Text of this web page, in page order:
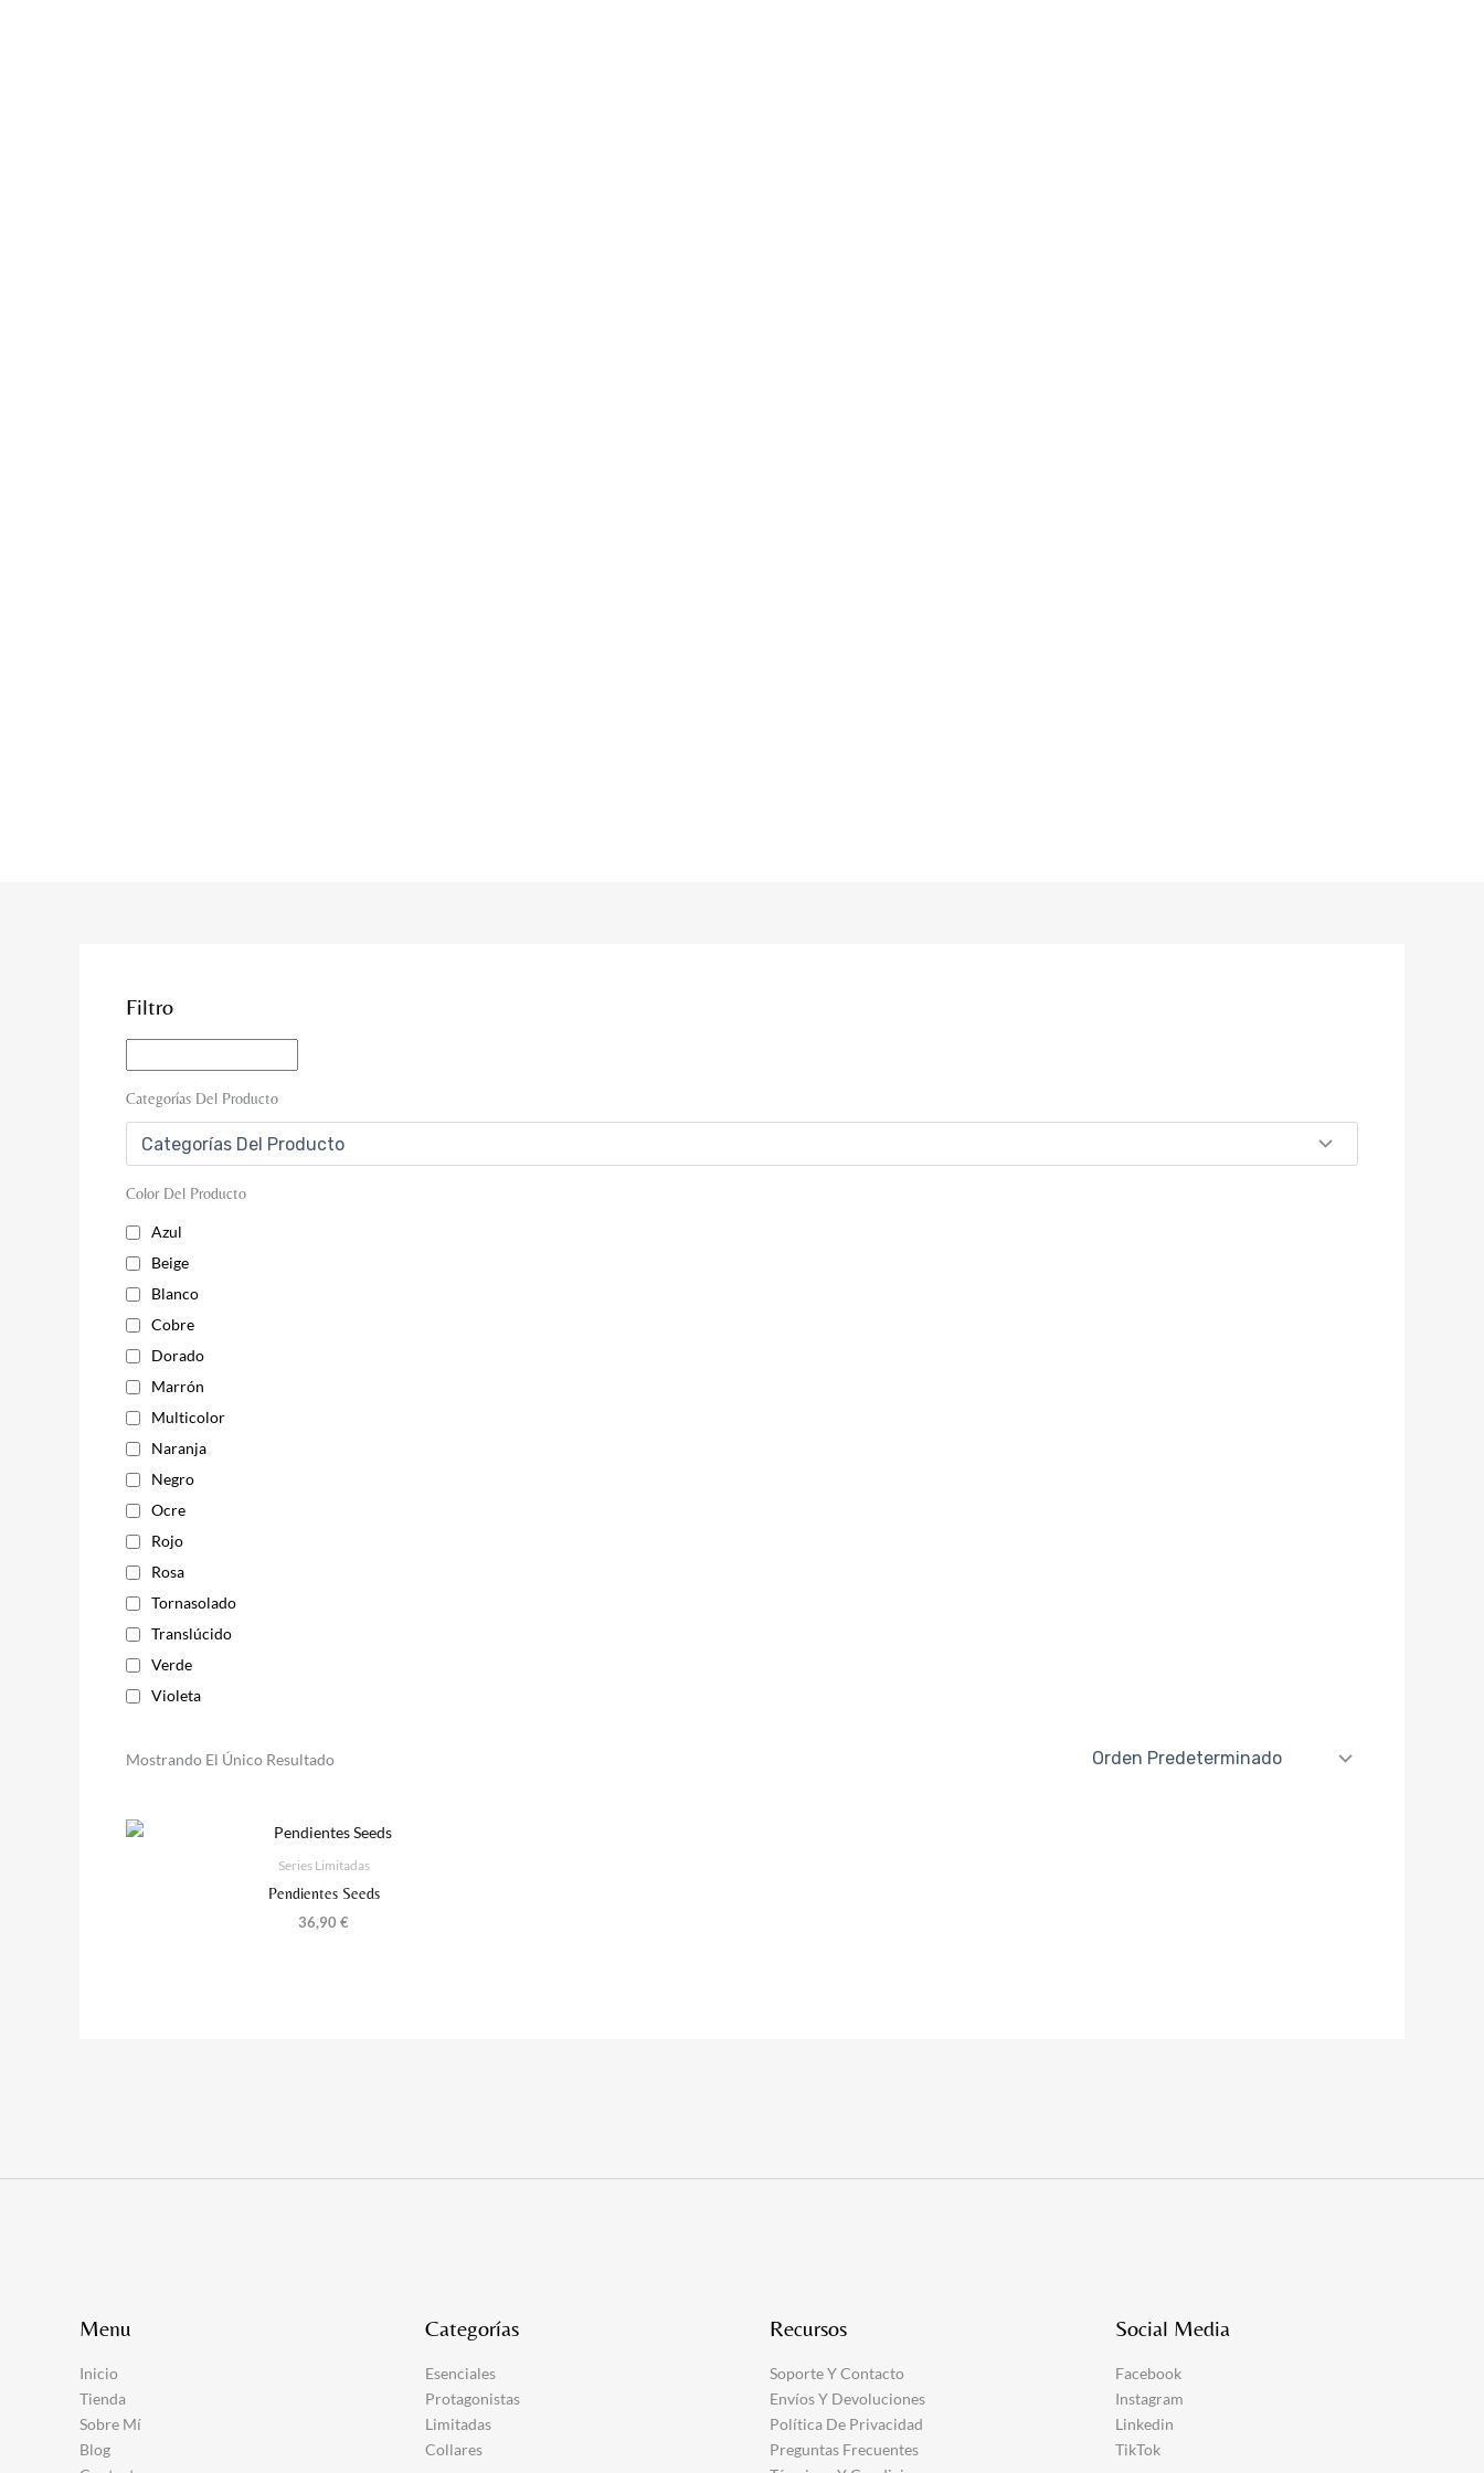
Filtro
Categorías Del Producto
Color Del Producto
Azul
Beige
Blanco
Cobre
Dorado
Marrón
Multicolor
Naranja
Negro
Ocre
Rojo
Rosa
Tornasolado
Translúcido
Verde
Violeta
Mostrando El Único Resultado
Series Limitadas
Pendientes Seeds
36,90€
Menu
Inicio
Tienda
Sobre Mí
Blog
Categorías
Esenciales
Protagonistas
Limitadas
Collares
Recursos
Soporte Y Contacto
Envíos Y Devoluciones
Política De Privacidad
Preguntas Frecuentes
Social Media
Facebook
Instagram
Linkedin
TikTok